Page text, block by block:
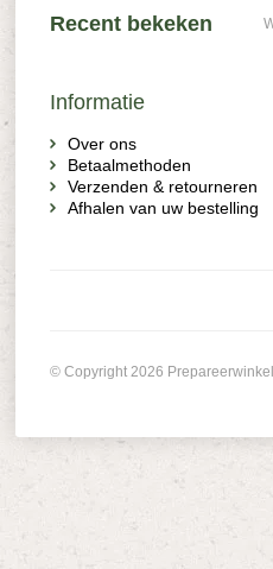
Recent bekeken
Informatie
Over ons
Betaalmethoden
Verzenden & retourneren
Afhalen van uw bestelling
© Copyright 2026